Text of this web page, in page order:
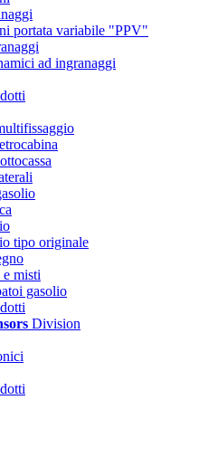
portata variabile "PPV"
ad ingranaggi
tipo originale
misti
gasolio
Division